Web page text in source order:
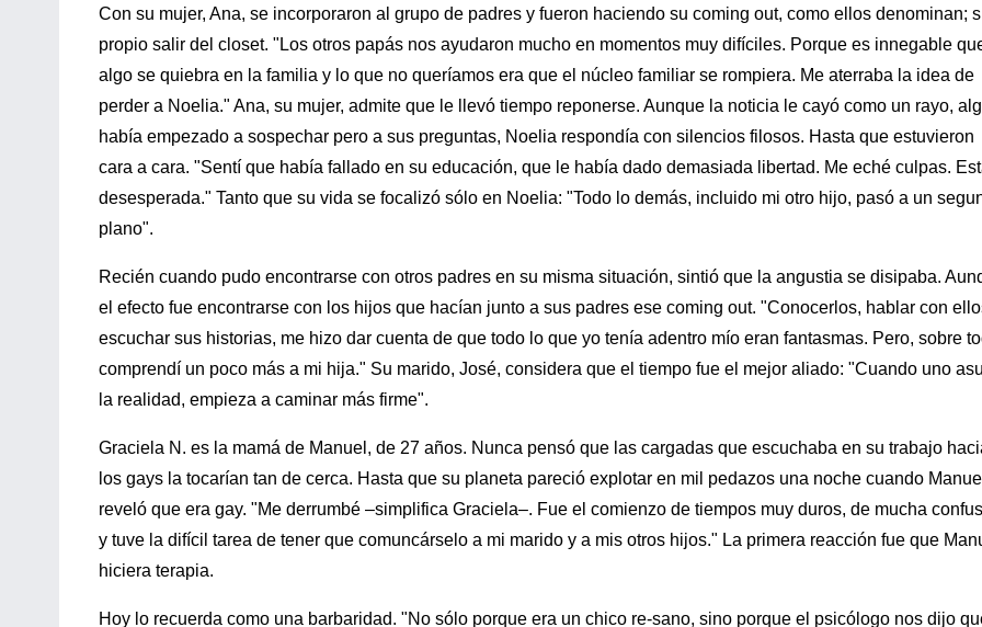
Con su mujer, Ana, se incorporaron al grupo de padres y fueron haciendo su coming out, como ellos denominan;
propio salir del closet. "Los otros papás nos ayudaron mucho en momentos muy difíciles. Porque es innegable
algo se quiebra en la familia y lo que no queríamos era que el núcleo familiar se rompiera. Me aterraba la idea de
perder a Noelia." Ana, su mujer, admite que le llevó tiempo reponerse. Aunque la noticia le cayó como un rayo,
había empezado a sospechar pero a sus preguntas, Noelia respondía con silencios filosos. Hasta que estuvieron
cara a cara. "Sentí que había fallado en su educación, que le había dado demasiada libertad. Me eché culpas.
desesperada." Tanto que su vida se focalizó sólo en Noelia: "Todo lo demás, incluido mi otro hijo, pasó a un
plano".
Recién cuando pudo encontrarse con otros padres en su misma situación, sintió que la angustia se disipaba.
el efecto fue encontrarse con los hijos que hacían junto a sus padres ese coming out. "Conocerlos, hablar con
escuchar sus historias, me hizo dar cuenta de que todo lo que yo tenía adentro mío eran fantasmas. Pero, sobre
comprendí un poco más a mi hija." Su marido, José, considera que el tiempo fue el mejor aliado: "Cuando uno
la realidad, empieza a caminar más firme".
Graciela N. es la mamá de Manuel, de 27 años. Nunca pensó que las cargadas que escuchaba en su trabajo
los gays la tocarían tan de cerca. Hasta que su planeta pareció explotar en mil pedazos una noche cuando
reveló que era gay. "Me derrumbé –simplifica Graciela–. Fue el comienzo de tiempos muy duros, de mucha
y tuve la difícil tarea de tener que comuncárselo a mi marido y a mis otros hijos." La primera reacción fue que
hiciera terapia.
Hoy lo recuerda como una barbaridad. "No sólo porque era un chico re-sano, sino porque el psicólogo nos dijo